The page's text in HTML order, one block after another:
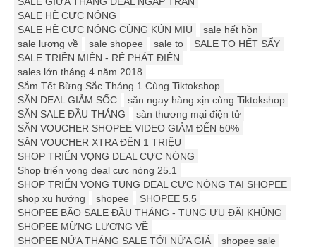
SALE HÈ CỰC NÓNG
SALE HÈ CỰC NÓNG CÙNG KÚN MIU
sale hết hồn
sale lương về
sale shopee sale to
SALE TO HẾT SẨY
SALE TRIỀN MIÊN - RẺ PHÁT ĐIÊN
sales lớn tháng 4 năm 2018
Sắm Tết Bừng Sắc Tháng 1 Cùng Tiktokshop
SĂN DEAL GIẢM SỐC
săn ngay hàng xịn cùng Tiktokshop
SĂN SALE ĐẦU THÁNG
sàn thương mại điện tử
SĂN VOUCHER SHOPEE VIDEO GIẢM ĐẾN 50%
SĂN VOUCHER XTRA ĐẾN 1 TRIỆU
SHOP TRIỂN VỌNG DEAL CỰC NÓNG
Shop triển vọng deal cực nóng 25.1
SHOP TRIỂN VỌNG TUNG DEAL CỰC NÓNG TẠI SHOPEE
shop xu hướng
shopee
SHOPEE 5.5
SHOPEE BÃO SALE ĐẦU THÁNG - TUNG ƯU ĐÃI KHỦNG
SHOPEE MỪNG LƯƠNG VỀ
SHOPEE NỬA THÁNG SALE TỚI NỬA GIÁ
shopee sale